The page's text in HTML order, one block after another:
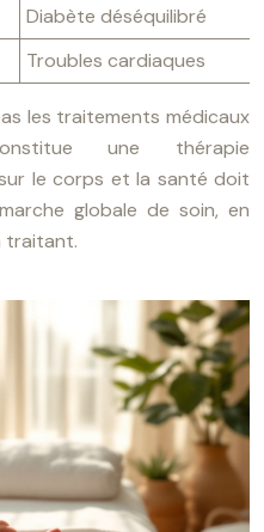
Diabète déséquilibré
Troubles cardiaques
les traitements médicaux
une thérapie
le corps et la santé doit
globale de soin, en
traitant.